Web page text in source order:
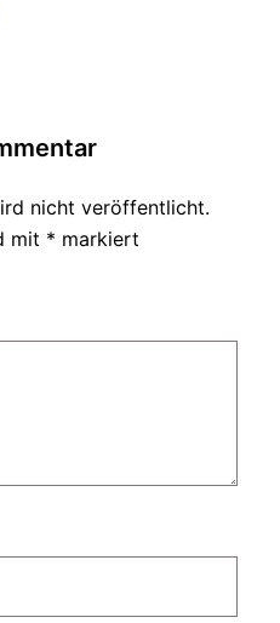
nicht veröffentlicht.
mit * markiert